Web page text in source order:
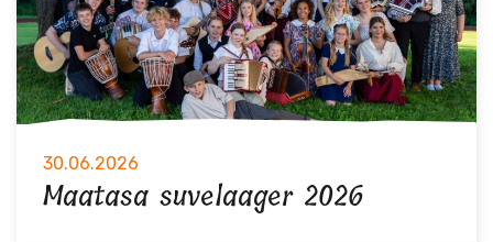
30.06.2026
Maatasa suvelaager 2026